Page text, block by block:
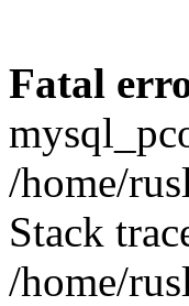
Fatal
/home/
Stack
/home/